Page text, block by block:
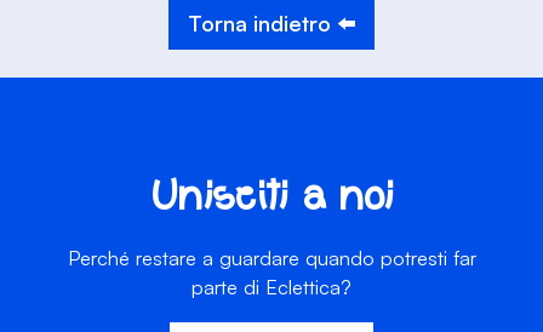
Torna indietro ⬅️
Unisciti a noi
Perché restare a guardare quando potresti far
parte di Eclettica?